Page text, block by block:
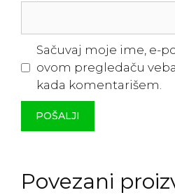
Sačuvaj moje ime, e-
ovom pregledaču
kada komentarišem.
Povezani